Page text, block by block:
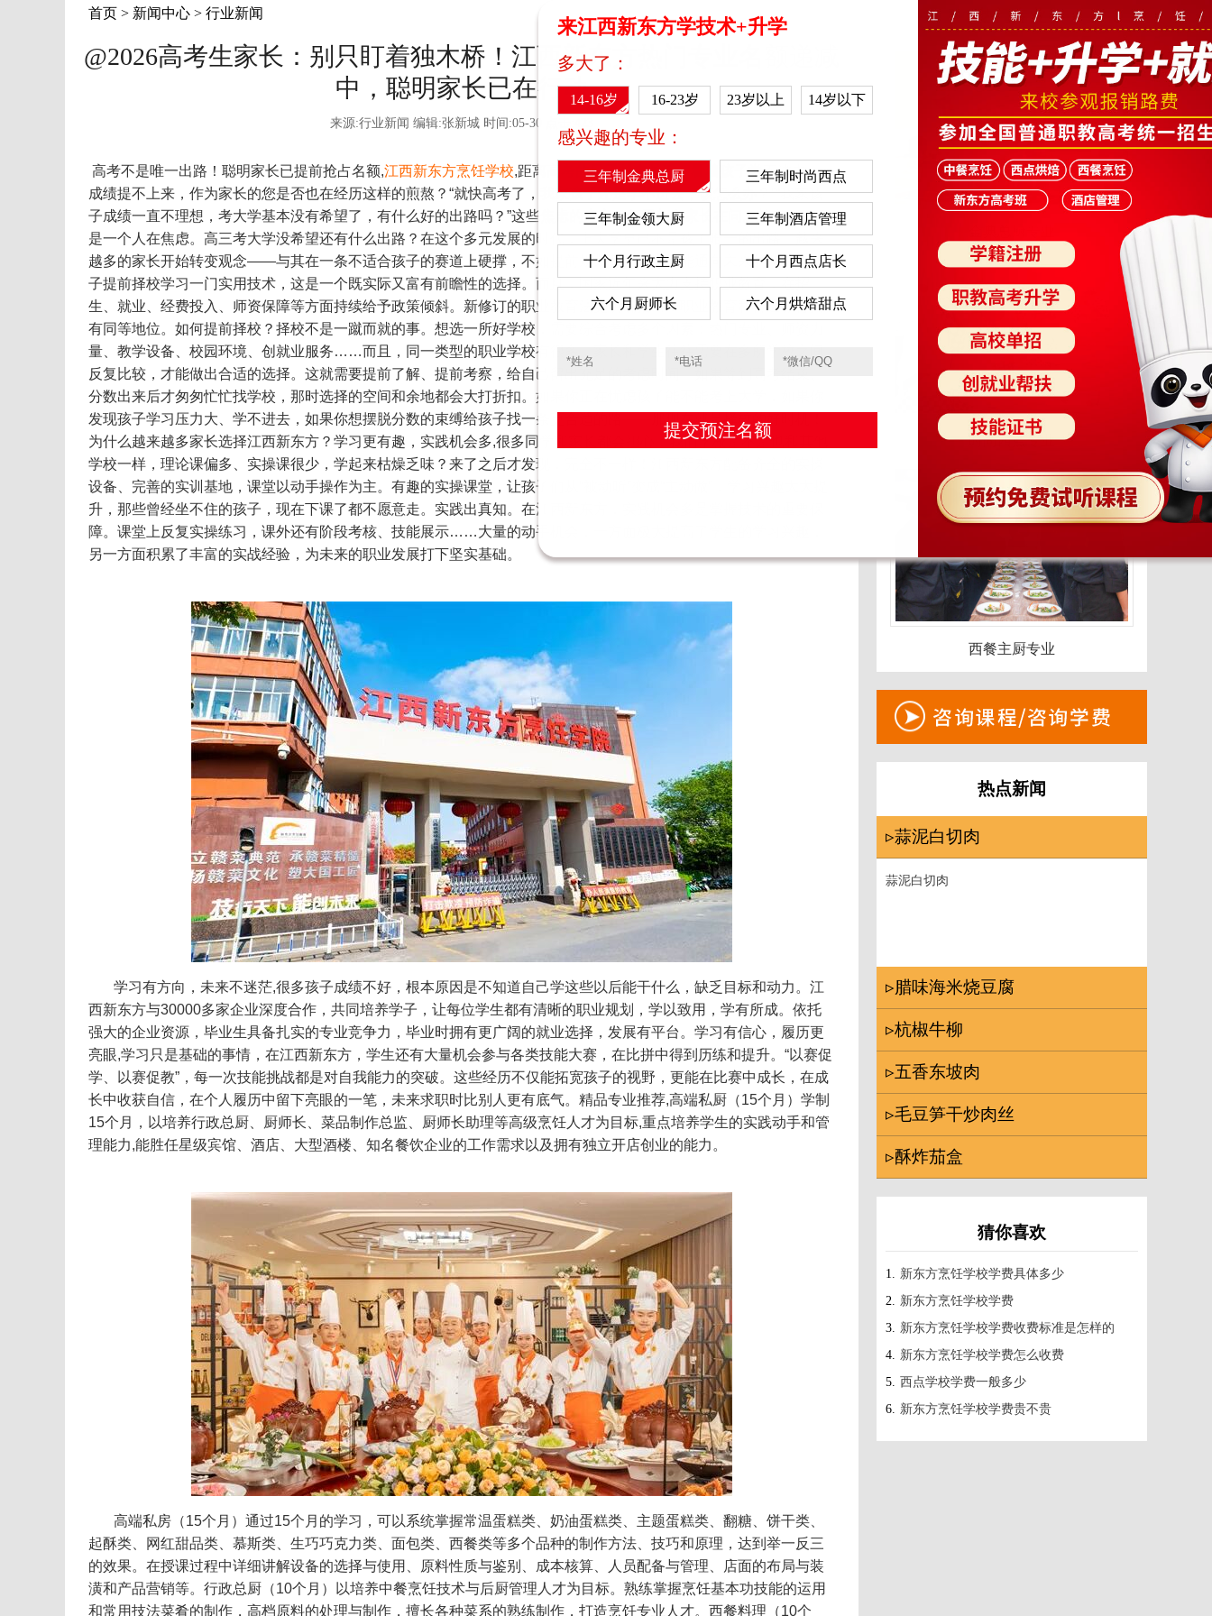
首页 > 新闻中心 >行业新闻
@2026高考生家长：别只盯着独木桥！江西新东方热门专业名额递减
中，聪明家长已在行动
来源:行业新闻 编辑:张新城 时间:05-30
高考不是唯一出路！聪明家长已提前抢占名额,江西新东方烹饪学校,距离高考的日子越来越近，看着孩子学不进去、
成绩提不上来，作为家长的您是否也在经历这样的煎熬？“就快高考了，我家孩子还是学不进去，该怎么办？”“我家孩
子成绩一直不理想，考大学基本没有希望了，有什么好的出路吗？”这些焦虑的声音，每天都有家长在问。其实，您不
是一个人在焦虑。高三考大学没希望还有什么出路？在这个多元发展的时代，上大学早已不是孩子唯一的出路。越来
越多的家长开始转变观念——与其在一条不适合孩子的赛道上硬撑，不如提前规划另一条同样能通向未来的路。让孩
子提前择校学习一门实用技术，这是一个既实际又富有前瞻性的选择。而且，国家近年来大力支持职业教育，在招
生、就业、经费投入、师资保障等方面持续给予政策倾斜。新修订的职业教育法更明确指出：职业教育和普通教育具
有同等地位。如何提前择校？择校不是一蹴而就的事。想选一所好学校，需要综合考虑多个因素：热门专业、师资力
量、教学设备、校园环境、创就业服务……而且，同一类型的职业学校有很多，家长和学生往往需要在多所学校之间
反复比较，才能做出合适的选择。这就需要提前了解、提前考察，给自己留出充足的考虑时间。如果等到高考结束、
分数出来后才匆匆忙忙找学校，那时选择的空间和余地都会大打折扣。如果你正在忧虑孩子能不能考上大学，如果你
发现孩子学习压力大、学不进去，如果你想摆脱分数的束缚给孩子找一条更合适的路——那现在就是择校的好时机！
为什么越来越多家长选择江西新东方？学习更有趣，实践机会多,很多同学和家长都会担心：我们学校是不是也和其他
学校一样，理论课偏多、实操课很少，学起来枯燥乏味？来了之后才发现，完全不一样！江西新东方配备齐全的实操
设备、完善的实训基地，课堂以动手操作为主。有趣的实操课堂，让孩子们从“被动听”变成“主动做”，学习兴趣大大提
升，那些曾经坐不住的孩子，现在下课了都不愿意走。实践出真知。在江西新东方，实践机会多是掌握技术的重要保
障。课堂上反复实操练习，课外还有阶段考核、技能展示……大量的动手机会，一方面极大提高了学生的学习兴趣，
另一方面积累了丰富的实战经验，为未来的职业发展打下坚实基础。
学习有方向，未来不迷茫,很多孩子成绩不好，根本原因是不知道自己学这些以后能干什么，缺乏目标和动力。江
西新东方与30000多家企业深度合作，共同培养学子，让每位学生都有清晰的职业规划，学以致用，学有所成。依托
强大的企业资源，毕业生具备扎实的专业竞争力，毕业时拥有更广阔的就业选择，发展有平台。学习有信心，履历更
亮眼,学习只是基础的事情，在江西新东方，学生还有大量机会参与各类技能大赛，在比拼中得到历练和提升。“以赛促
学、以赛促教”，每一次技能挑战都是对自我能力的突破。这些经历不仅能拓宽孩子的视野，更能在比赛中成长，在成
长中收获自信，在个人履历中留下亮眼的一笔，未来求职时比别人更有底气。精品专业推荐,高端私厨（15个月）学制
15个月，以培养行政总厨、厨师长、菜品制作总监、厨师长助理等高级烹饪人才为目标,重点培养学生的实践动手和管
理能力,能胜任星级宾馆、酒店、大型酒楼、知名餐饮企业的工作需求以及拥有独立开店创业的能力。
高端私房（15个月）通过15个月的学习，可以系统掌握常温蛋糕类、奶油蛋糕类、主题蛋糕类、翻糖、饼干类、
起酥类、网红甜品类、慕斯类、生巧巧克力类、面包类、西餐类等多个品种的制作方法、技巧和原理，达到举一反三
的效果。在授课过程中详细讲解设备的选择与使用、原料性质与鉴别、成本核算、人员配备与管理、店面的布局与装
潢和产品营销等。行政总厨（10个月）以培养中餐烹饪技术与后厨管理人才为目标。熟练掌握烹饪基本功技能的运用
和常用技法菜肴的制作，高档原料的处理与制作，擅长各种菜系的熟练制作，打造烹饪专业人才。西餐料理（10个
热门专业
时尚西点专业
西餐主厨专业
热点新闻
▹蒜泥白切肉
蒜泥白切肉
▹腊味海米烧豆腐
▹杭椒牛柳
▹五香东坡肉
▹毛豆笋干炒肉丝
▹酥炸茄盒
猜你喜欢
1.
新东方烹饪学校学费具体多少
2.
新东方烹饪学校学费
3.
新东方烹饪学校学费收费标准是怎样的
4.
新东方烹饪学校学费怎么收费
5.
西点学校学费一般多少
6.
新东方烹饪学校学费贵不贵
来江西新东方学技术+升学
多大了：
14-16岁 16-23岁 23岁以上 14岁以下
感兴趣的专业：
三年制金典总厨 三年制时尚西点
三年制金领大厨 三年制酒店管理
十个月行政主厨 十个月西点店长
六个月厨师长 六个月烘焙甜点
提交预注名额